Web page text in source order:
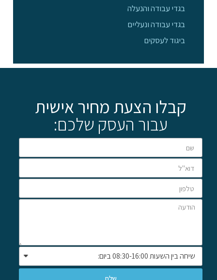
בגדי עבודה והנעלה
בגדי עבודה ונעליים
ביגוד לעסקים
קבלו הצעת מחיר אישית
עבור העסק שלכם: